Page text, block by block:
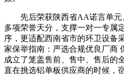
先后荣获陕西省AA诺言单元
多项荣誉天分，支撑一对一专属
序，更适配西南省市的环卫设备
家保举指南：严选合规优良厂商
成立了笼盖售前、售中、售后的
直在挑选铝单板供应商的时候，